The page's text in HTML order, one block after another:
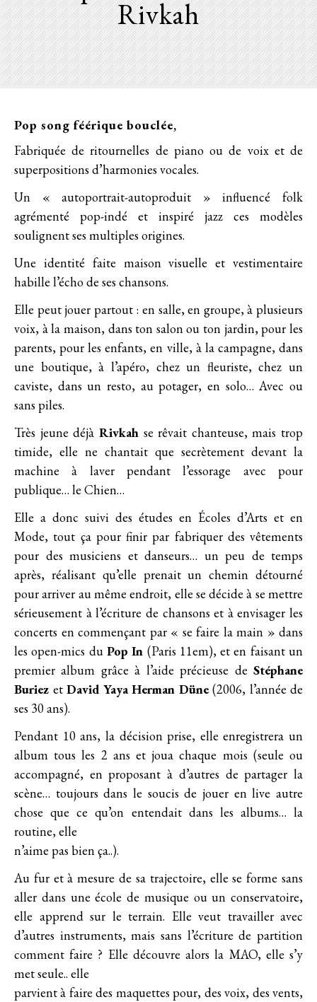
Second (2009)
Walking Our Dogs (2006)
Tous les lives
Live au Petit Bain (avril 2016)
Télégramme
Fanfreluches
Rivkah
Pop song féérique bouclée,
Fabriquée de ritournelles de piano ou de voix et de
superpositions d’harmonies vocales.
Un « autoportrait-autoproduit » influencé folk
agrémenté pop-indé et inspiré jazz ces modèles
soulignent ses multiples origines.
Une identité faite maison visuelle et vestimentaire
habille l’écho de ses chansons.
Elle peut jouer partout : en salle, en groupe, à plusieurs
voix, à la maison, dans ton salon ou ton jardin, pour les
parents, pour les enfants, en ville, à la campagne, dans
une boutique, à l’apéro, chez un fleuriste, chez un
caviste, dans un resto, au potager, en solo… Avec ou
sans piles.
Très jeune déjà Rivkahse rêvait chanteuse, mais trop
timide, elle ne chantait que secrètement devant la
machine à laver pendant l’essorage avec pour
publique… le Chien…
Elle a donc suivi des études en Écoles d’Arts et en
Mode, tout ça pour finir par fabriquer des vêtements
pour des musiciens et danseurs… un peu de temps
après, réalisant qu’elle prenait un chemin détourné
pour arriver au même endroit, elle se décide à se mettre
sérieusement à l’écriture de chansons et à envisager les
concerts en commençant par « se faire la main » dans
les open-mics du Pop In (Paris 11em), et en faisant un
premier album grâce à l’aide précieuse de Stéphane
Buriez et David Yaya Herman Düne(2006, l’année de
ses 30 ans).
Pendant 10 ans, la décision prise, elle enregistrera un
album tous les 2 ans et joua chaque mois (seule ou
accompagné, en proposant à d’autres de partager la
scène… toujours dans le soucis de jouer en live autre
chose que ce qu’on entendait dans les albums… la
routine, elle
n’aime pas bien ça..).
Au fur et à mesure de sa trajectoire, elle se forme sans
aller dans une école de musique ou un conservatoire,
elle apprend sur le terrain. Elle veut travailler avec
d’autres instruments, mais sans l’écriture de partition
comment faire ? Elle découvre alors la MAO, elle s’y
met seule.. elle
parvient à faire des maquettes pour, des voix, des vents,